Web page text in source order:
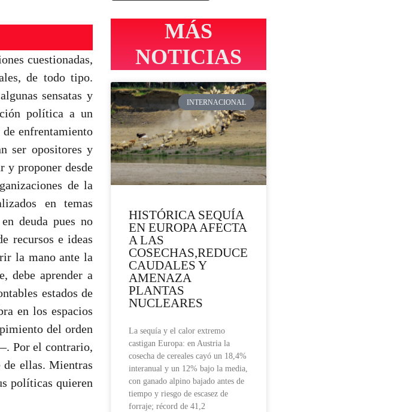
cuestionadas,
de todo tipo.
sensatas y
política a un
enfrentamiento
ser opositores y
y proponer desde
de la
en temas
deuda pues no
recursos e ideas
la mano ante la
debe aprender a
estados de
en los espacios
del orden
Por el contrario,
de ellas. Mientras
políticas quieren
MÁS
NOTICIAS
INTERNACIONAL
HISTÓRICA SEQUÍA
EN EUROPA AFECTA
A LAS
COSECHAS,REDUCE
CAUDALES Y
AMENAZA
PLANTAS
NUCLEARES
La sequía y el calor extremo
castigan Europa: en Austria la
cosecha de cereales cayó un 18,4%
interanual y un 12% bajo la media,
con ganado alpino bajado antes de
tiempo y riesgo de escasez de
forraje; récord de 41,2